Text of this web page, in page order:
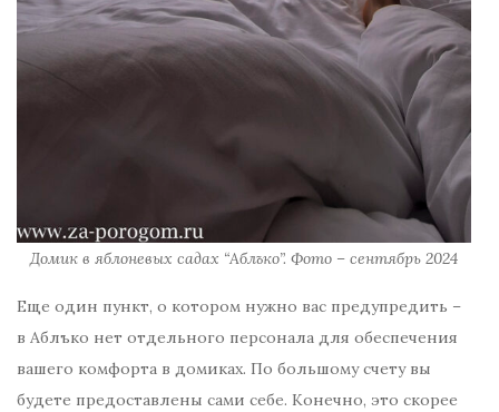
Домик в яблоневых садах “Аблъко”. Фото – сентябрь 2024
Еще один пункт, о котором нужно вас предупредить –
в Аблъко нет отдельного персонала для обеспечения
вашего комфорта в домиках. По большому счету вы
будете предоставлены сами себе. Конечно, это скорее